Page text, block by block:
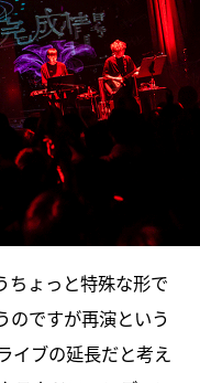
ちょっと特殊な形で
のですが再演という
イブの延長だと考え